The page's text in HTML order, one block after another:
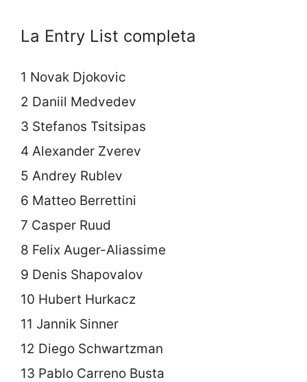
La Entry List completa
1 Novak Djokovic
2 Daniil Medvedev
3 Stefanos Tsitsipas
4 Alexander Zverev
5 Andrey Rublev
6 Matteo Berrettini
7 Casper Ruud
8 Felix Auger-Aliassime
9 Denis Shapovalov
10 Hubert Hurkacz
11 Jannik Sinner
12 Diego Schwartzman
13 Pablo Carreno Busta